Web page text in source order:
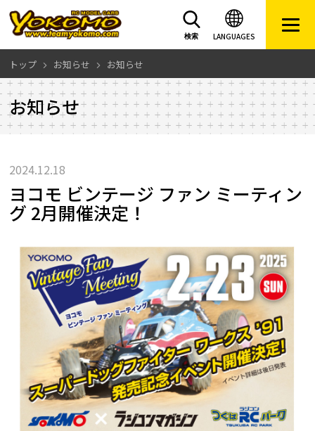
LANGUAGES
検索
トップ お知らせ お知らせ
お知らせ
2024.12.18
ヨコモ ビンテージ ファン ミーティン
グ 2月開催決定！